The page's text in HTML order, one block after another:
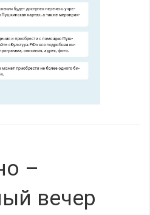
–
вечер